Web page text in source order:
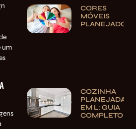
um
CORES
MÓVEIS
PLANEJADOS
COZINHA
PLANEJADA
EM L: GUIA
COMPLETO